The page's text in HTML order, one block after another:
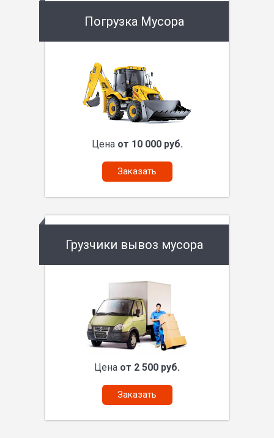
Погрузка Мусора
Цена от 10 000 руб.
Заказать
Грузчики вывоз мусора
Цена от 2 500 руб.
Заказать